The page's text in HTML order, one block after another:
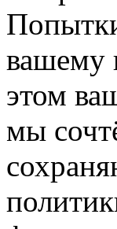
вашему
этом
мы